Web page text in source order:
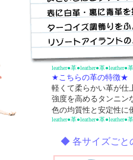
leather●革●leather●革●leather●
★こちらの革の特徴★
軽くて柔らかい革が仕
強度を高めるタンニン
色の均質性と安定性に
leather●革●leather●革●leather●
◆ 各サイズごと